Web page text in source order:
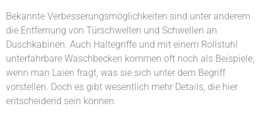
Bekannte Verbesserungsmöglichkeiten sind unter anderem
die Entfernung von Türschwellen und Schwellen an
Duschkabinen. Auch Haltegriffe und mit einem Rollstuhl
unterfahrbare Waschbecken kommen oft noch als Beispiele,
wenn man Laien fragt, was sie sich unter dem Begriff
vorstellen. Doch es gibt wesentlich mehr Details, die hier
entscheidend sein können.